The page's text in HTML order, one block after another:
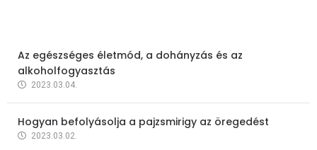
Az egészséges életmód, a dohányzás és az
alkoholfogyasztás
2023.03.04.
Hogyan befolyásolja a pajzsmirigy az öregedést
2023.03.02.